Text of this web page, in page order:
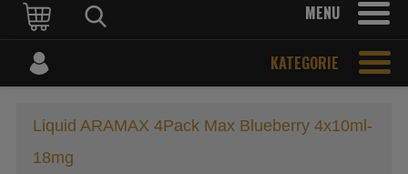
MENU
KATEGORIE
Liquid ARAMAX 4Pack Max Blueberry 4x10ml-
18mg